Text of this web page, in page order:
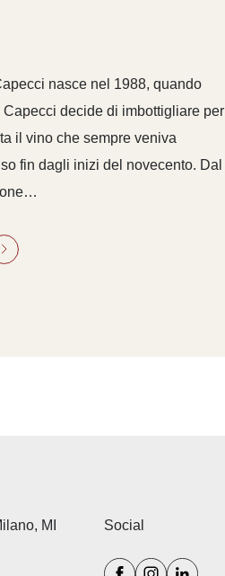
nasce nel 1988, quando
Capecci decide di imbottigliare per
il vino che sempre veniva
fin dagli inizi del novecento. Dal
MI Social